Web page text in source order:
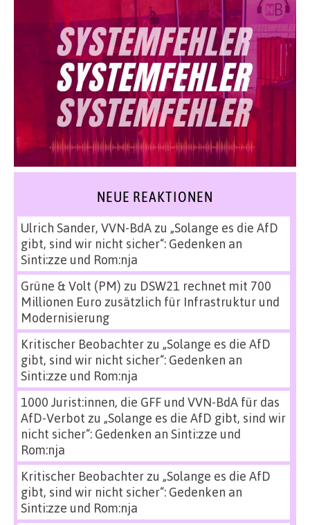
NEUE REAKTIONEN
Ulrich Sander, VVN-BdAzu „Solange es die AfD
gibt, sind wir nicht sicher“: Gedenken an
Sinti:zze und Rom:nja
Grüne & Volt (PM) zu DSW21 rechnet mit 700
Millionen Euro zusätzlich für Infrastruktur und
Modernisierung
Kritischer Beobachterzu „Solange es die AfD
gibt, sind wir nicht sicher“: Gedenken an
Sinti:zze und Rom:nja
1000 Jurist:innen, die GFF und VVN-BdA für das
AfD-Verbot zu „Solange es die AfD gibt, sind wir
nicht sicher“: Gedenken an Sinti:zze und
Rom:nja
Kritischer Beobachterzu „Solange es die AfD
gibt, sind wir nicht sicher“: Gedenken an
Sinti:zze und Rom:nja